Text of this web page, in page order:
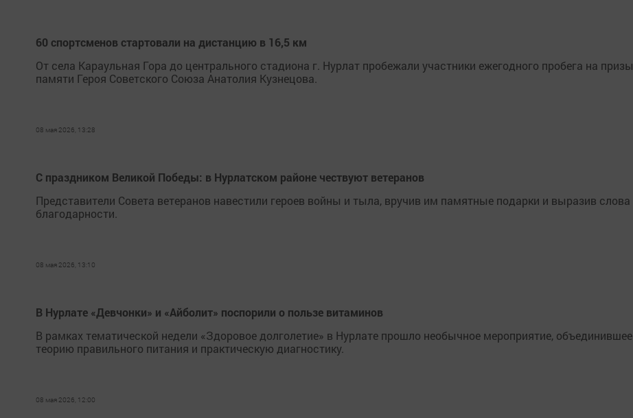
60 спортсменов стартовали на дистанцию в 16,5 км
От села Караульная Гора до центрального стадиона г. Нурлат пробежали участники ежегодного пробега на призы
памяти Героя Советского Союза Анатолия Кузнецова.
08 мая 2026, 13:28
С праздником Великой Победы: в Нурлатском районе чествуют ветеранов
Представители Совета ветеранов навестили героев войны и тыла, вручив им памятные подарки и выразив слова
благодарности.
08 мая 2026, 13:10
В Нурлате «Девчонки» и «Айболит» поспорили о пользе витаминов
В рамках тематической недели «Здоровое долголетие» в Нурлате прошло необычное мероприятие, объединившее
теорию правильного питания и практическую диагностику.
08 мая 2026, 12:00